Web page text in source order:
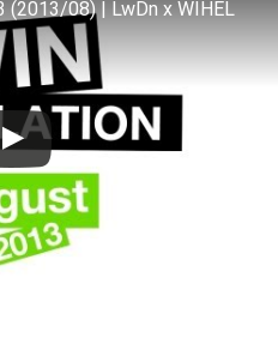
(2013/08) | LwDn x WIHEL